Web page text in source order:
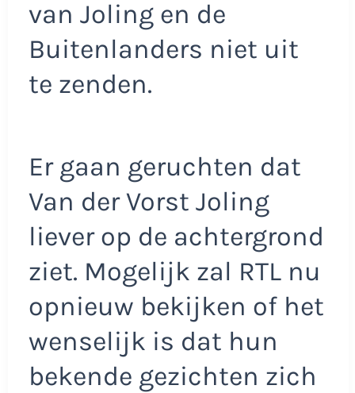
van Joling en de
Buitenlanders niet uit
te zenden.
Er gaan geruchten dat
Van der Vorst Joling
liever op de achtergrond
ziet. Mogelijk zal RTL nu
opnieuw bekijken of het
wenselijk is dat hun
bekende gezichten zich